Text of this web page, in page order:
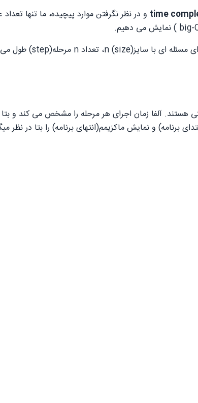
time
هستند. آلفا زمان اجرای هر مرحله را مشخص می کند و
برنامه) و نمایش ماکزیمم(انتهای برنامه) را بتا در نظر